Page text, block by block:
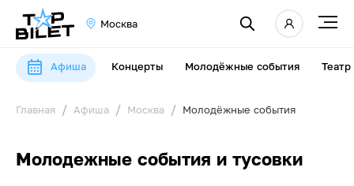
Москва
Афиша Концерты Молодёжные события Театр
Главная Афиша Москва Молодёжные события
Молодежные события и тусовки